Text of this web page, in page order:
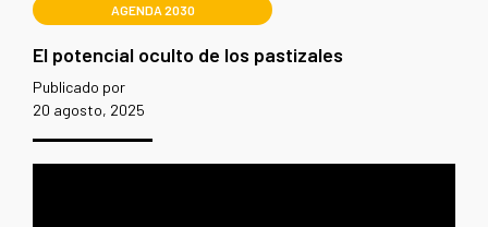
AGENDA 2030
El potencial oculto de los pastizales
Publicado por
20 agosto, 2025